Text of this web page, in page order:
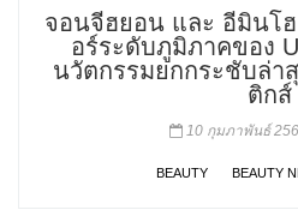
จอนจีฮยอน และ อีมินโ
อร์ระดับภูมิภาคของ
นวัตกรรมยกกระชับล่า
ติกส์
10 กุมภาพันธ์
BEAUTY BEAUTY